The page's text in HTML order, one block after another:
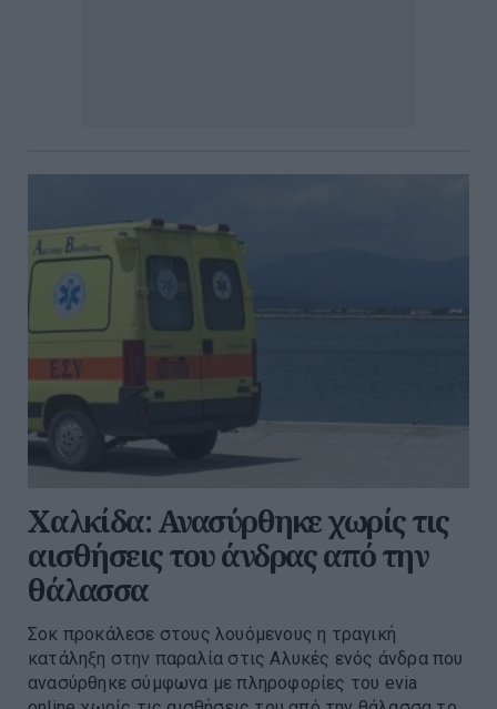
Χαλκίδα: Ανασύρθηκε χωρίς τις
αισθήσεις του άνδρας από την
θάλασσα
Σοκ προκάλεσε στους λουόμενους η τραγική
κατάληξη στην παραλία στις Αλυκές ενός άνδρα που
ανασύρθηκε σύμφωνα με πληροφορίες του evia